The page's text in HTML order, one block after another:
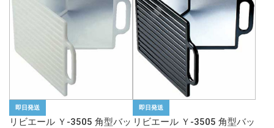
即日発送
リビエール Ｙ-3505 角型バッ
即日発送
リビエール Ｙ-3505 角型バッ